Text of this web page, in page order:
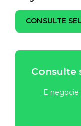
CONSULTE
Consulte
E negocie